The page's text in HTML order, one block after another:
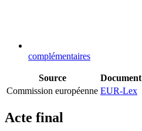
complémentaires
Source Document
Commission européenne EUR-Lex
Acte final